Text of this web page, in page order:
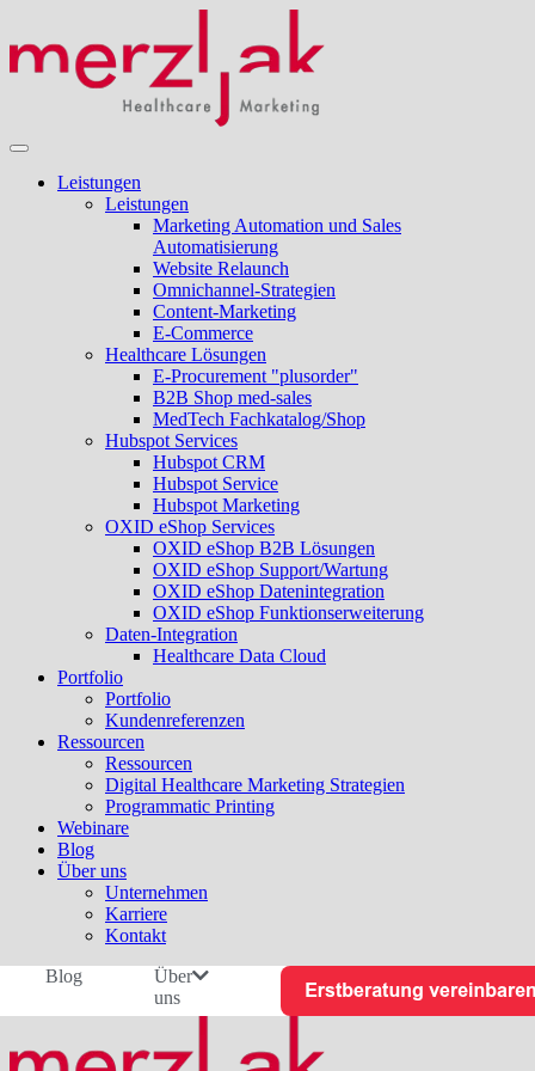
Leistungen
Leistungen
Marketing Automation und Sales
Automatisierung
Website Relaunch
Omnichannel-Strategien
Content-Marketing
E-Commerce
Healthcare Lösungen
E-Procurement "plusorder"
B2B Shop med-sales
MedTech Fachkatalog/Shop
Hubspot Services
Hubspot CRM
Hubspot Service
Hubspot Marketing
OXID eShop Services
OXID eShop B2B Lösungen
OXID eShop Support/Wartung
OXID eShop Datenintegration
OXID eShop Funktionserweiterung
Daten-Integration
Healthcare Data Cloud
Portfolio
Portfolio
Kundenreferenzen
Ressourcen
Ressourcen
Digital Healthcare Marketing Strategien
Programmatic Printing
Webinare
Blog
Über uns
Unternehmen
Karriere
Kontakt
Blog
Über
uns